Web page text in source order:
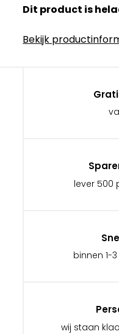
Dit product is
Bekijk
lever 500
binnen 1-
wij staan